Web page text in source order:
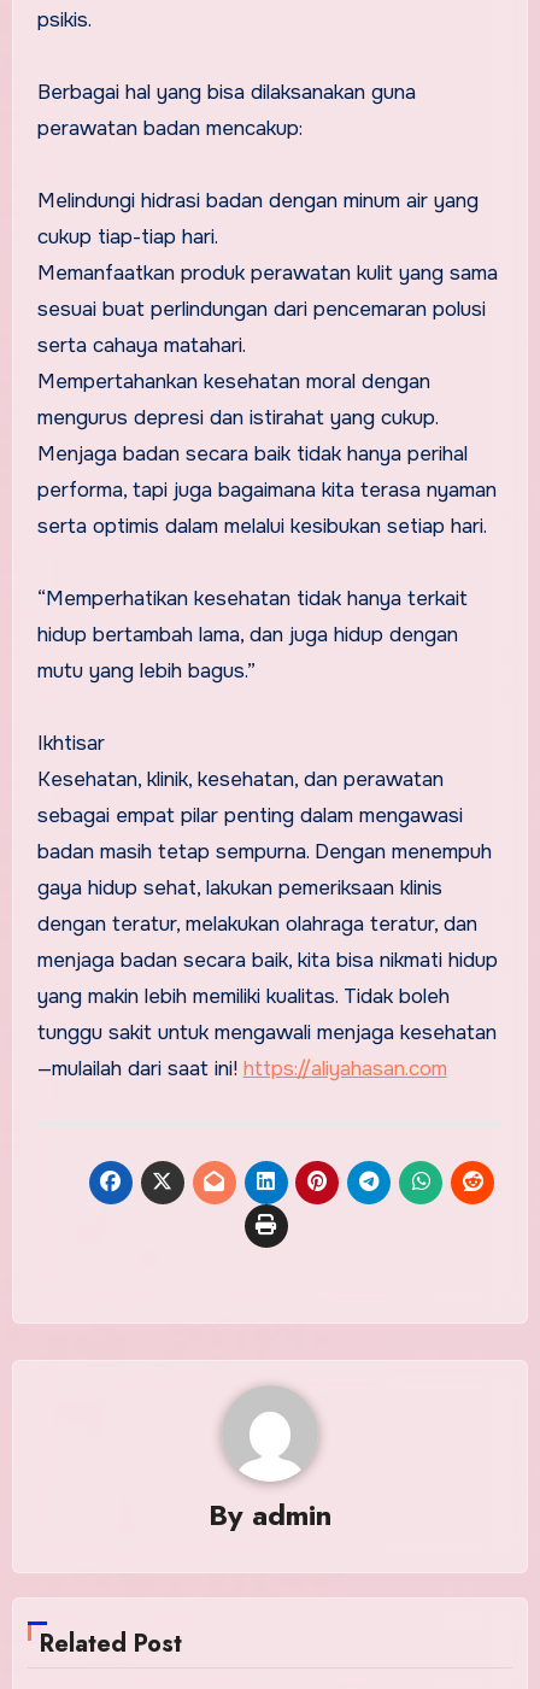
psikis.
Berbagai hal yang bisa dilaksanakan guna
perawatan badan mencakup:
Melindungi hidrasi badan dengan minum air yang
cukup tiap-tiap hari.
Memanfaatkan produk perawatan kulit yang sama
sesuai buat perlindungan dari pencemaran polusi
serta cahaya matahari.
Mempertahankan kesehatan moral dengan
mengurus depresi dan istirahat yang cukup.
Menjaga badan secara baik tidak hanya perihal
performa, tapi juga bagaimana kita terasa nyaman
serta optimis dalam melalui kesibukan setiap hari.
“Memperhatikan kesehatan tidak hanya terkait
hidup bertambah lama, dan juga hidup dengan
mutu yang lebih bagus.”
Ikhtisar
Kesehatan, klinik, kesehatan, dan perawatan
sebagai empat pilar penting dalam mengawasi
badan masih tetap sempurna. Dengan menempuh
gaya hidup sehat, lakukan pemeriksaan klinis
dengan teratur, melakukan olahraga teratur, dan
menjaga badan secara baik, kita bisa nikmati hidup
yang makin lebih memiliki kualitas. Tidak boleh
tunggu sakit untuk mengawali menjaga kesehatan
—mulailah dari saat ini! https://aliyahasan.com
By admin
Related Post